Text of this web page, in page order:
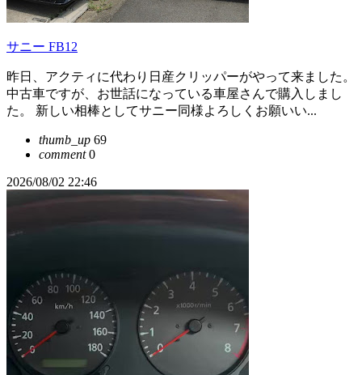
サニー FB12
昨日、アクティに代わり日産クリッパーがやって来ました。
中古車ですが、お世話になっている車屋さんで購入しまし
た。 新しい相棒としてサニー同様よろしくお願いい...
thumb_up 69
comment0
2026/08/02 22:46